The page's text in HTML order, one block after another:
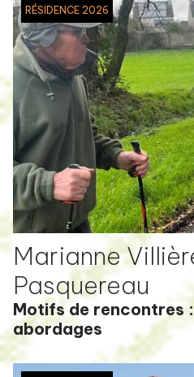
RÉSIDENCE 2026
Marianne
Pasquereau
Motifs de rencontres :
abordages